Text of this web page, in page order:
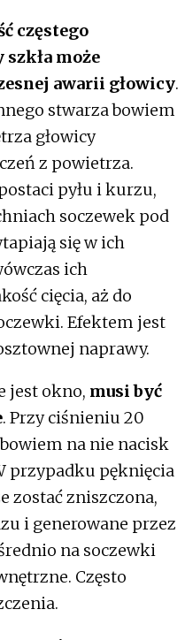
częstego
może
awarii głowicy.
stwarza bowiem
głowicy
z powietrza.
pyłu i kurzu,
soczewek pod
się w ich
ich
cięcia, aż do
Efektem jest
naprawy.
jest okno, musi być
. Przy ciśnieniu 20
na nie nacisk
przypadku pęknięcia
zostać zniszczona,
i generowane przez
na soczewki
Często